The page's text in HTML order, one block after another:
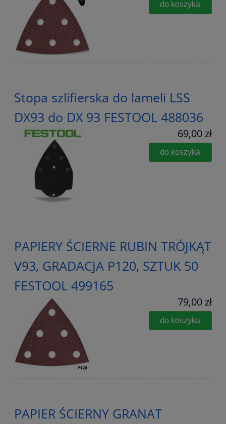
do koszyka
Stopa szlifierska do lameli LSS
DX93 do DX 93 FESTOOL 488036
69,00 zł
do koszyka
PAPIERY ŚCIERNE RUBIN TRÓJKĄT
V93, GRADACJA P120, SZTUK 50
FESTOOL 499165
79,00 zł
do koszyka
PAPIER ŚCIERNY GRANAT